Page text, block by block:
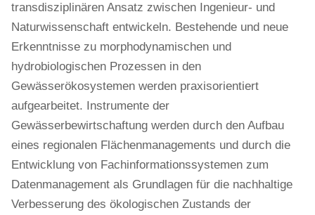
transdisziplinären Ansatz zwischen Ingenieur- und
Naturwissenschaft entwickeln. Bestehende und neue
Erkenntnisse zu morphodynamischen und
hydrobiologischen Prozessen in den
Gewässerökosystemen werden praxisorientiert
aufgearbeitet. Instrumente der
Gewässerbewirtschaftung werden durch den Aufbau
eines regionalen Flächenmanagements und durch die
Entwicklung von Fachinformationssystemen zum
Datenmanagement als Grundlagen für die nachhaltige
Verbesserung des ökologischen Zustands der